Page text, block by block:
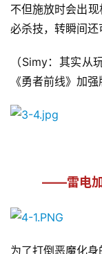
单
游
戏
休
2
0
不但施放时会出
必杀技，转瞬间还
（Simy：其实从
《勇者前线》加强
——雷电加
为了打倒恶魔化身